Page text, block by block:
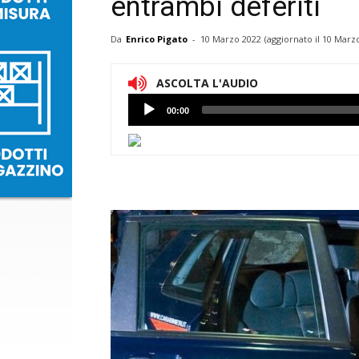
entrambi deferiti
Da Enrico Pigato - 10 Marzo 2022 (aggiornato il 10
ASCOLTA L'AUDIO
Lettore
Audio
00:00